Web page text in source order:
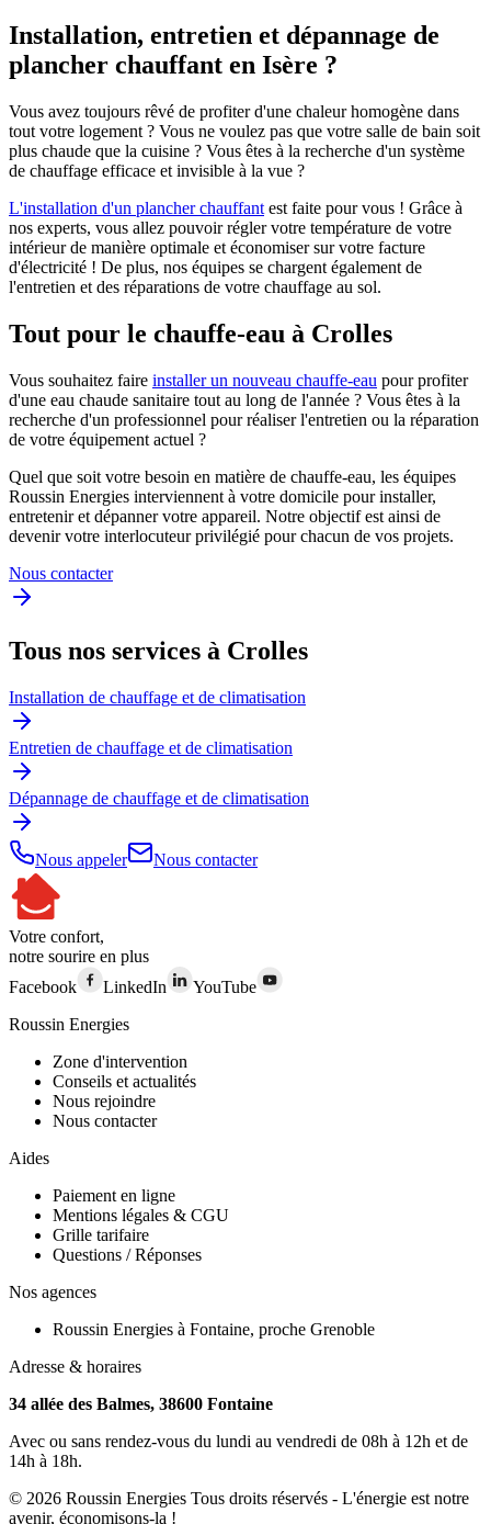
Installation, entretien et dépannage de
plancher chauffant en Isère ?
Vous avez toujours rêvé de profiter d'une chaleur homogène dans
tout votre logement ? Vous ne voulez pas que votre salle de bain soit
plus chaude que la cuisine ? Vous êtes à la recherche d'un système
de chauffage efficace et invisible à la vue ?
L'installation d'un plancher chauffant est faite pour vous ! Grâce à
nos experts, vous allez pouvoir régler votre température de votre
intérieur de manière optimale et économiser sur votre facture
d'électricité ! De plus, nos équipes se chargent également de
l'entretien et des réparations de votre chauffage au sol.
Tout pour le chauffe-eau à Crolles
Vous souhaitez faire installer un nouveau chauffe-eau pour profiter
d'une eau chaude sanitaire tout au long de l'année ? Vous êtes à la
recherche d'un professionnel pour réaliser l'entretien ou la réparation
de votre équipement actuel ?
Quel que soit votre besoin en matière de chauffe-eau, les équipes
Roussin Energies interviennent à votre domicile pour installer,
entretenir et dépanner votre appareil. Notre objectif est ainsi de
devenir votre interlocuteur privilégié pour chacun de vos projets.
Nous contacter
Tous nos services à Crolles
Installation de chauffage et de climatisation
Entretien de chauffage et de climatisation
Dépannage de chauffage et de climatisation
Nous appeler Nous contacter
Votre confort,
notre sourire en plus
Facebook
LinkedIn
YouTube
Roussin Energies
Zone d'intervention
Conseils et actualités
Nous rejoindre
Nous contacter
Aides
Paiement en ligne
Mentions légales & CGU
Grille tarifaire
Questions / Réponses
Nos agences
Roussin Energies à Fontaine, proche Grenoble
Adresse & horaires
34 allée des Balmes, 38600 Fontaine
Avec ou sans rendez-vous du lundi au vendredi de 08h à 12h et de
14h à 18h.
© 2026 Roussin Energies Tous droits réservés - L'énergie est notre
avenir, économisons-la !